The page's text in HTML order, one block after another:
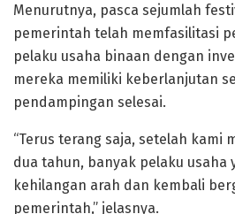
Menurutnya, pasca sejumlah
pemerintah telah memfasilitasi
pelaku usaha binaan dengan
mereka memiliki keberlanjutan
pendampingan selesai.
“Terus terang saja, setelah kami
dua tahun, banyak pelaku usaha
kehilangan arah dan kembali
pemerintah,” jelasnya.